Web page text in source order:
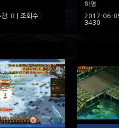
: 0 | 조회수 :
하영
2017-06-
3430